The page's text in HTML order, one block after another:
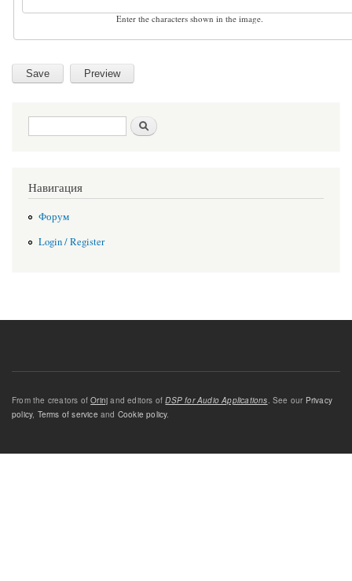
Enter the characters shown in the image.
Search form
Навигация
Форум
Login / Register
From the creators ofOrinj and editors ofDSP for Audio Applications. See our Privacy
policy, Terms of service and Cookie policy.